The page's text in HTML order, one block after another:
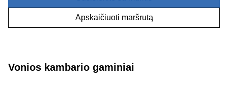
Apskaičiuoti maršrutą
Vonios kambario gaminiai